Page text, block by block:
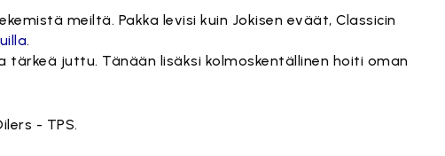
meiltä. Pakka levisi kuin Jokisen eväät, Classicin
.
juttu. Tänään lisäksi kolmoskentällinen hoiti oman
- TPS.